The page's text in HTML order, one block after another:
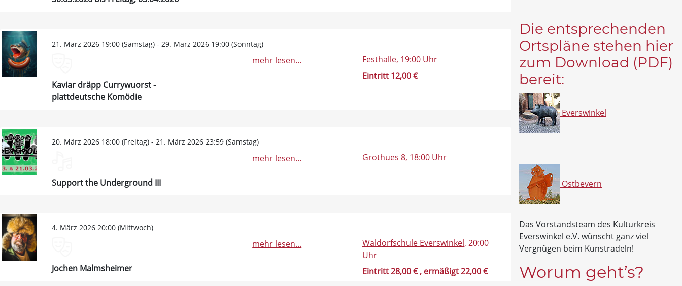
21. März 2026 19:00 (Samstag) - 29. März 2026 19:00 (Sonntag)
Kaviar dräpp Currywuorst -
plattdeutsche Komödie
mehr lesen... Festhalle, 19:00 Uhr
Eintritt 12,00 €
20. März 2026 18:00 (Freitag) - 21. März 2026 23:59 (Samstag)
Support the Underground III
mehr lesen... Grothues 8, 18:00 Uhr
4. März 2026 20:00 (Mittwoch)
Jochen Malmsheimer
mehr lesen... Waldorfschule Everswinkel, 20:00
Uhr
Eintritt 28,00 €, ermäßigt 22,00 €
Die entsprechenden
Ortspläne stehen hier
zum Download (PDF)
bereit:
Everswinkel
Ostbevern
Das Vorstandsteam des Kulturkreis
Everswinkel e.V. wünscht ganz viel
Vergnügen beim Kunstradeln!
Worum geht’s?